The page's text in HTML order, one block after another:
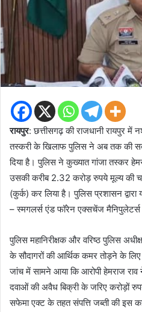
रायपुर: छत्तीसगढ़ की राजधानी रायपुर में
तस्करी के खिलाफ पुलिस ने अब तक की
दिया है। पुलिस ने कुख्यात गांजा तस्कर
उसकी करीब 2.32 करोड़ रुपये मूल्य की
(कुर्क) कर लिया है। पुलिस प्रशासन
– स्मगलर्स एंड फॉरेन एक्सचेंज मैनिपुलेटर्स
पुलिस महानिरीक्षक और वरिष्ठ पुलिस
के सौदागरों की आर्थिक कमर तोड़ने के लिए
जांच में सामने आया कि आरोपी हेमराज
दवाओं की अवैध बिक्री के जरिए करोड़ों
सफेमा एक्ट के तहत संपत्ति जब्ती की इस